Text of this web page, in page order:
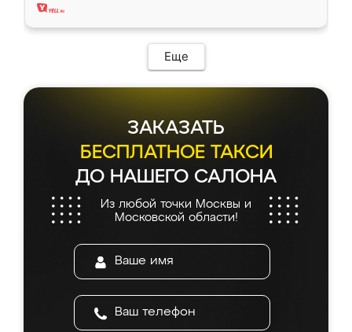
Еще
ЗАКАЗАТЬ
БЕСПЛАТНОЕ ТАКСИ
ДО НАШЕГО САЛОНА
Из любой точки Москвы и
Московской области!